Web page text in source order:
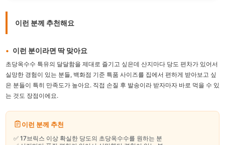
이런 분께 추천해요
이런 분이라면 딱 맞아요
초당옥수수 특유의 달달함을 제대로 즐기고 싶은데 산지마다 당도 편차가 있어서
실망한 경험이 있는 분들, 백화점 기준 특품 사이즈를 집에서 편하게 받아보고 싶
은 분들이 특히 만족도가 높아요. 직접 손질 후 발송이라 받자마자 바로 먹을 수 있
는 것도 장점이에요.
이런 분께 추천
✅ 17브릭스 이상 확실한 당도의 초당옥수수를 원하는 분